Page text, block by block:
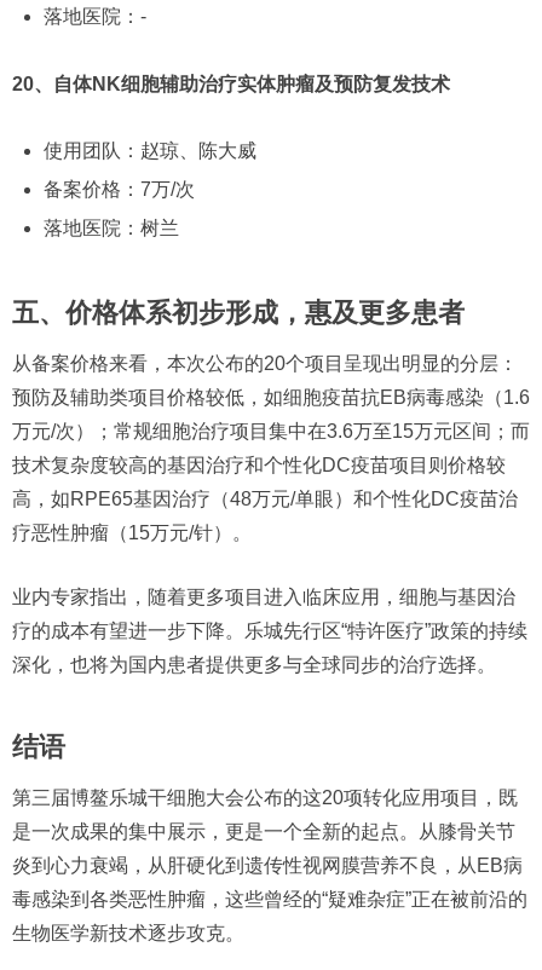
落地医院：-
20、自体NK细胞辅助治疗实体肿瘤及预防复发技术
使用团队：赵琼、陈大威
备案价格：7万/次
落地医院：树兰
五、价格体系初步形成，惠及更多患者
从备案价格来看，本次公布的20个项目呈现出明显的分层：
预防及辅助类项目价格较低，如细胞疫苗抗EB病毒感染（1.6
万元/次）；常规细胞治疗项目集中在3.6万至15万元区间；而
技术复杂度较高的基因治疗和个性化DC疫苗项目则价格较
高，如RPE65基因治疗（48万元/单眼）和个性化DC疫苗治
疗恶性肿瘤（15万元/针）。
业内专家指出，随着更多项目进入临床应用，细胞与基因治
疗的成本有望进一步下降。乐城先行区“特许医疗”政策的持续
深化，也将为国内患者提供更多与全球同步的治疗选择。
结语
第三届博鳌乐城干细胞大会公布的这20项转化应用项目，既
是一次成果的集中展示，更是一个全新的起点。从膝骨关节
炎到心力衰竭，从肝硬化到遗传性视网膜营养不良，从EB病
毒感染到各类恶性肿瘤，这些曾经的“疑难杂症”正在被前沿的
生物医学新技术逐步攻克。